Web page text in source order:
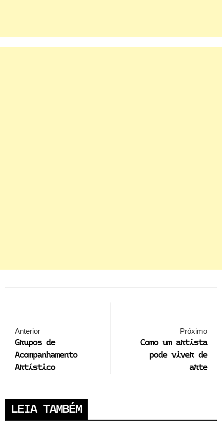
Anterior
Grupos de
Acompanhamento
Artístico
Próximo
Como um artista
pode viver de
arte
LEIA TAMBÉM